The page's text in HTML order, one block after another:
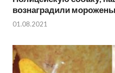
вознаградили
01.08.2021